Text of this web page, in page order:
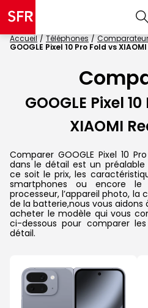
Accueil Téléphones
Comparateur
GOOGLE Pixel 10 Pro Fold vs
GOOGLE Pixel
XIAOMI
Comparer GOOGLE Pixel 10
dans le détail est un
ce soit le prix, les
smartphones ou encore le
processeur, l’appareil photo, la
de la batterie,nous vous
acheter le modèle qui vous
ci-dessous pour comparer
détail.